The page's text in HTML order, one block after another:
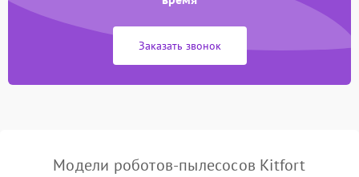
Заказать звонок
Модели роботов-пылесосов Kitfort